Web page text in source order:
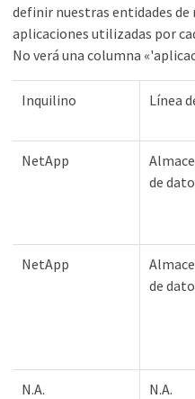
definir nuestras entidades de
aplicaciones utilizadas por
No verá una columna
Inquilino Línea
NetApp
de
NetApp
de
N.A. N.A.